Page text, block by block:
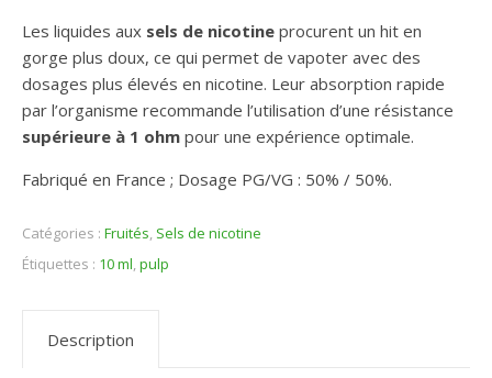
Les liquides aux sels de nicotine procurent un hit en
gorge plus doux, ce qui permet de vapoter avec des
dosages plus élevés en nicotine. Leur absorption rapide
par l’organisme recommande l’utilisation d’une résistance
supérieure à 1 ohm pour une expérience optimale.
Fabriqué en France ; Dosage PG/VG : 50% / 50%.
Catégories : Fruités, Sels de nicotine
Étiquettes : 10 ml,pulp
Description